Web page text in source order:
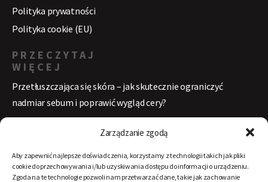
Zarządzanie zgodą
Aby zapewnić najlepsze doświadczenia, korzystamy z technologii takich jak pliki
cookie do przechowywania i/lub uzyskiwania dostępu do informacji o urządzeniu.
Zgoda na te technologie pozwoli nam przetwarzać dane, takie jak zachowanie
Polityka prywatności
Polityka cookie (EU)
PRZECZYTAJ
WIĘCEJ
Przetłuszczająca się skóra – jak skutecznie ograniczyć
nadmiar sebum i poprawić wygląd cery?
Mezoterapia igłowa – dlaczego od lat pozostaje jednym z
Exilis – jak połączenie fali radiowej i ultradźwięków odmładza